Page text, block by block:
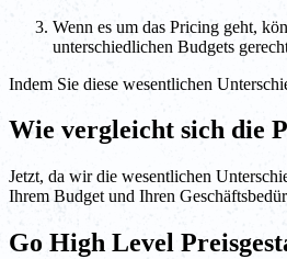
Wenn es um das Pricing geht,
unterschiedlichen Budgets
Indem Sie diese wesentlichen
Wie vergleicht sich die
Jetzt, da wir die wesentlichen
Ihrem Budget und Ihren
Go High Level